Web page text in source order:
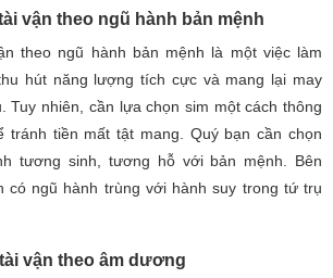
vận theo ngũ hành bản mệnh
theo ngũ hành bản mệnh là một việc làm
hút năng lượng tích cực và mang lại may
Tuy nhiên, cần lựa chọn sim một cách thông
tránh tiền mất tật mang. Quý bạn cần chọn
tương sinh, tương hỗ với bản mệnh. Bên
có ngũ hành trùng với hành suy trong tứ trụ
vận theo âm dương